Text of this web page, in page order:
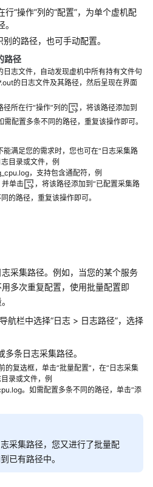
“操作”列的“配置”，为单个虚机配
的路径，也可手动配置。
路径
志文件，自动发现虚机中所有持有文件句
的日志文件及其路径，然后呈现在界面
所在行“操作”列的
，将该路径添加到
需配置多条不同的路径，重复该操作即可。
满足您的需求时，您也可在“日志采集路
目录或文件，例
，支持包含通配符，例
单击
，将该路径添加到“已配置采集路
的路径，重复该操作即可。
采集路径。例如，当您的某个服务
多次重复配置，使用批量配置即
航栏中选择“日志 > 日志路径”，选择
条日志采集路径。
的复选框，单击“批量配置”，在“日志采集
录或文件，例
。如需配置多条不同的路径，单击“添
采集路径，您又进行了批量配
已有路径中。